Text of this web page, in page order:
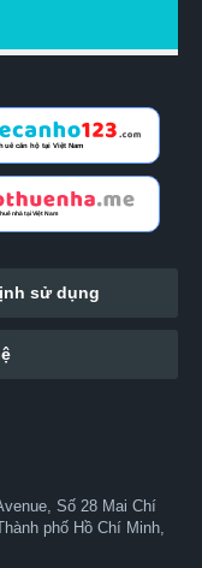
sử dụng
Số 28 Mai Chí
phố Hồ Chí Minh,